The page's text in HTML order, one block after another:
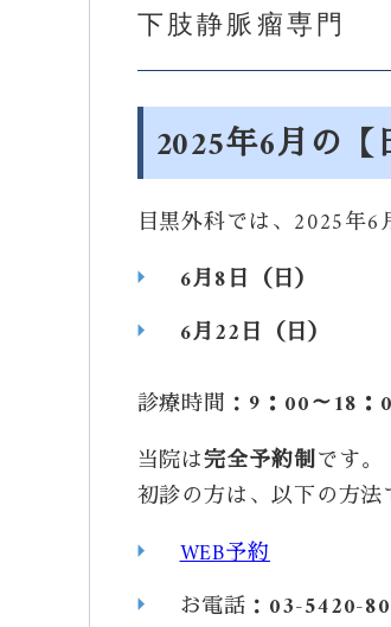
下肢静脈瘤専門
2025年6月の
目黒外科では、2025年6
6月8日（日）
6月22日（日）
診療時間： 9：00～18：
当院は完全予約制です。
初診の方は、以下の方法
WEB予約
お電話： 03-5420-